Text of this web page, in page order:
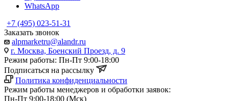
WhatsApp
+7 (495) 023-51-31
Заказать звонок
alpmarketru@alandr.ru
г. Москва, Боенский Проезд, д. 9
Режим работы: Пн-Пт 9:00-18:00
Подписаться на рассылку
Политика конфиденциальности
Режим работы менеджеров и обработки заявок:
Пн-Пт 9:00-18:00 (Мск)